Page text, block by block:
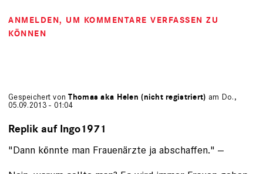
ANMELDEN, UM KOMMENTARE VERFASSEN ZU
KÖNNEN
Gespeichert vonThomas aka Helen (nicht registriert) am Do.,
05.09.2013 - 01:04
Replik auf Ingo1971
"Dann könnte man Frauenärzte ja abschaffen." --